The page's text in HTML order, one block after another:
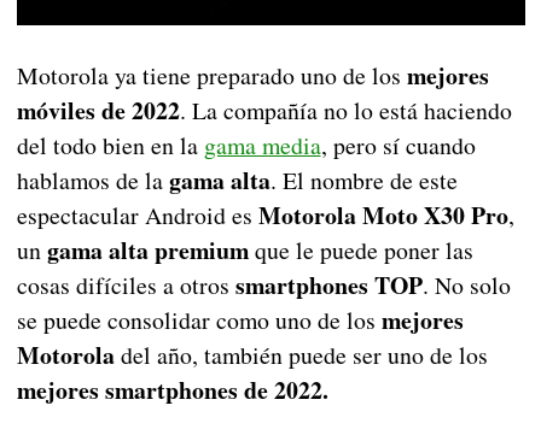
Motorola ya tiene preparado uno de los mejores
móviles de 2022. La compañía no lo está haciendo
del todo bien en la gama media, pero sí cuando
hablamos de lagama alta. El nombre de este
espectacular Android es Motorola Moto X30 Pro,
ungama alta premiumque le puede poner las
cosas difíciles a otros smartphones TOP. No solo
se puede consolidar como uno de los mejores
Motoroladel año, también puede ser uno de los
mejores smartphones de 2022.